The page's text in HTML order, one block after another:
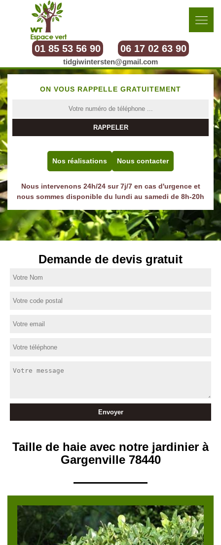
01 85 53 56 90 06 17 02 63 90
tidgiwintersten@gmail.com
ON VOUS RAPPELLE GRATUITEMENT
Nos réalisations Nous contacter
Nous intervenons 24h/24 sur 7j/7 en cas d'urgence et
nous sommes disponible du lundi au samedi de 8h-20h
Demande de devis gratuit
Taille de haie avec notre jardinier à
Gargenville 78440